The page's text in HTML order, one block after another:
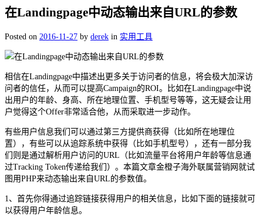
在Landingpage中动态输出来自URL的参数
Posted on 2016-11-27 by derek in 实用工具
相信在Landingpage中描述出更多关于访问者的信息，将会极大加深访
问者的信任，从而可以提高Campaign的ROI。比如在Landingpage中说
出用户的年龄、身高、所在地理位置、手机型号等等，这无疑会让用
户觉得这个Offer非常适合他，从而采取进一步动作。
有些用户信息我们可以通过第三方提供商获得（比如所在地理位
置），有些可以从追踪系统中获得（比如手机型号），还有一部分我
们则是通过解析用户访问的URL（比如流量平台将用户年龄等信息通
过Tracking Token传递给我们）。本篇文章金橙子海外联属营销网就试
图用PHP来动态输出来自URL的参数值。
1、首先你得通过追踪链接获得用户的相关信息，比如下面的链接就可
以获得用户年龄信息。